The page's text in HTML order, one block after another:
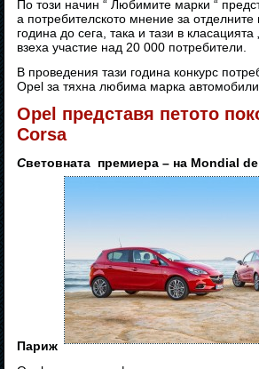
По този начин “ Любимите марки “
а потребителското мнение за отделните
година до сега, така и тази в
взеха участие над 20 000 потребители.
В проведения тази година конкурс
Opel за тяхна любима марка
Opel представя петото
Corsa
Световната премиера – на Mondial
Париж